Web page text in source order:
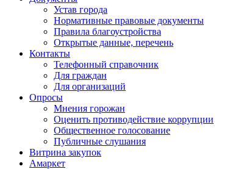
Устав города
Нормативные правовые документы
Правила благоустройства
Открытые данные, перечень
Контакты
Телефонный справочник
Для граждан
Для организаций
Опросы
Мнения горожан
Оценить противодействие коррупции
Общественное голосование
Публичные слушания
Витрина закупок
Амаркет